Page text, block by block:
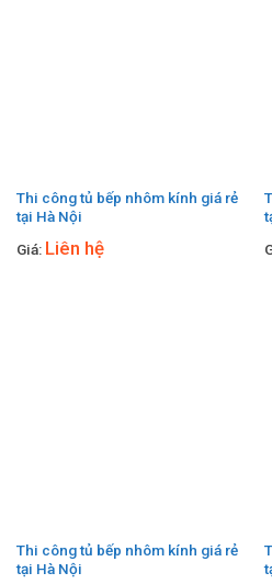
Thi công tủ bếp nhôm kính giá rẻ
tại Hà Nội
Giá: Liên hệ
Thi công tủ bếp nhôm kính giá rẻ
tại Hà Nội